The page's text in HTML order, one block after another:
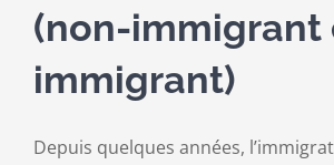
(non-immigrant
immigrant)
Depuis quelques années,